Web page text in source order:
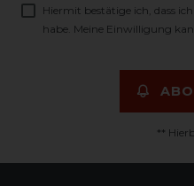
Hiermit bestätige ich, dass
habe. Meine Einwilligung
**